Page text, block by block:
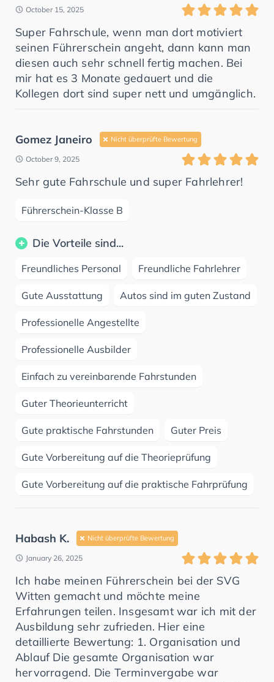
October 15, 2025
Super Fahrschule, wenn man dort motiviert
seinen Führerschein angeht, dann kann man
diesen auch sehr schnell fertig machen. Bei
mir hat es 3 Monate gedauert und die
Kollegen dort sind super nett und umgänglich.
Gomez Janeiro Nicht überprüfte Bewertung
October 9, 2025
Sehr gute Fahrschule und super Fahrlehrer!
Führerschein-Klasse B
Die Vorteile sind...
Freundliches Personal Freundliche Fahrlehrer
Gute Ausstattung Autos sind im guten Zustand
Professionelle Angestellte
Professionelle Ausbilder
Einfach zu vereinbarende Fahrstunden
Guter Theorieunterricht
Gute praktische Fahrstunden Guter Preis
Gute Vorbereitung auf die Theorieprüfung
Gute Vorbereitung auf die praktische Fahrprüfung
Habash K. Nicht überprüfte Bewertung
January 26, 2025
Ich habe meinen Führerschein bei der SVG
Witten gemacht und möchte meine
Erfahrungen teilen. Insgesamt war ich mit der
Ausbildung sehr zufrieden. Hier eine
detaillierte Bewertung: 1. Organisation und
Ablauf Die gesamte Organisation war
hervorragend. Die Terminvergabe war